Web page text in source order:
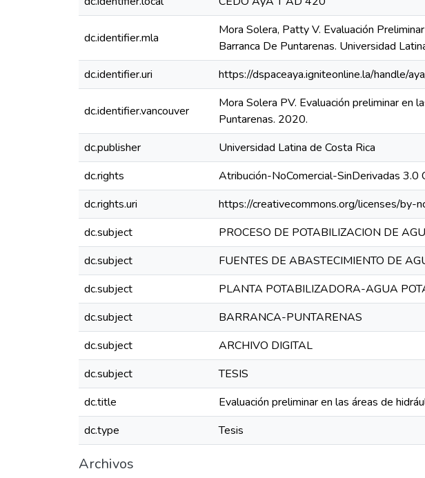
dc.identifier.mla
Mora Solera, Patty V. Evaluación
Barranca De Puntarenas. Universidad
dc.identifier.uri https://dspaceaya.igniteonline.la/handle/
dc.identifier.vancouver
Mora Solera PV. Evaluación preliminar en
Puntarenas. 2020.
dc.publisher
Universidad Latina de Costa Rica
dc.rights
Atribución-NoComercial-SinDerivadas 3.0
dc.rights.uri
https://creativecommons.org/licenses/by-
dc.subject
PROCESO DE POTABILIZACION DE
dc.subject
FUENTES DE ABASTECIMIENTO DE
dc.subject
PLANTA POTABILIZADORA-AGUA
dc.subject
BARRANCA-PUNTARENAS
dc.subject
ARCHIVO DIGITAL
dc.subject
TESIS
dc.title
Evaluación preliminar en las áreas de
dc.type
Tesis
Archivos